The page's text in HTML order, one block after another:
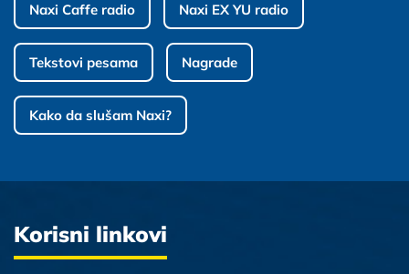
Naxi Caffe radio Naxi EX YU radio
Tekstovi pesama Nagrade
Kako da slušam Naxi?
Korisni linkovi